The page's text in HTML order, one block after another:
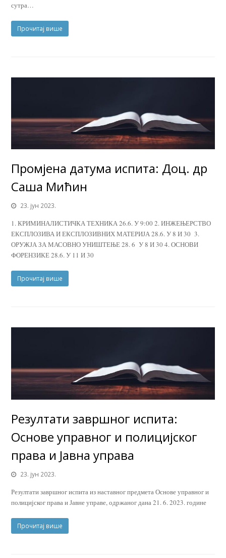
сутра…
Прочитај више
Промјена датума испита: Доц. др
Саша Мићин
23. јун 2023.
1. КРИМИНАЛИСТИЧКА ТЕХНИКА 26.6. У 9:00 2. ИНЖЕЊЕРСТВО
ЕКСПЛОЗИВА И ЕКСПЛОЗИВНИХ МАТЕРИЈА 28.6. У 8 И 30 3.
ОРУЖЈА ЗА МАСОВНО УНИШТЕЊЕ 28. 6 У 8 И 30 4. ОСНОВИ
ФОРЕНЗИКЕ 28.6. У 11 И 30
Прочитај више
Резултати завршног испита:
Основе управног и полицијског
права и Јавна управа
23. јун 2023.
Резултати завршног испита из наставног предмета Основе управног и
полицијског права и Јавне управе, одржаног дана 21. 6. 2023. године
Прочитај више